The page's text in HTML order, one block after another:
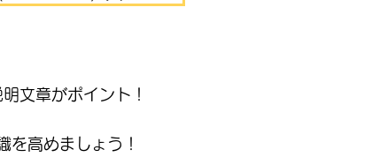
文章がポイント！
を高めましょう！